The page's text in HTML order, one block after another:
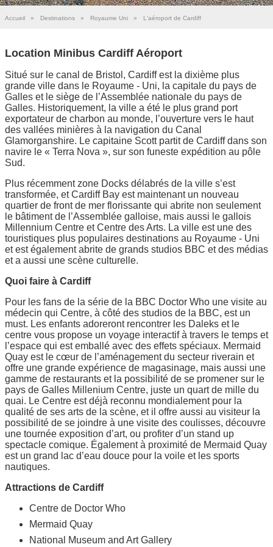
Accueil » Destinations » Royaume Uni » L'aéroport de Cardiff
Location Minibus Cardiff Aéroport
Situé sur le canal de Bristol, Cardiff est la dixième plus
grande ville dans le Royaume - Uni, la capitale du pays de
Galles et le siège de l’Assemblée nationale du pays de
Galles. Historiquement, la ville a été le plus grand port
exportateur de charbon au monde, l’ouverture vers le haut
des vallées minières à la navigation du Canal
Glamorganshire. Le capitaine Scott partit de Cardiff dans son
navire le « Terra Nova », sur son funeste expédition au pôle
Sud.
Plus récemment zone Docks délabrés de la ville s’est
transformée, et Cardiff Bay est maintenant un nouveau
quartier de front de mer florissante qui abrite non seulement
le bâtiment de l’Assemblée galloise, mais aussi le gallois
Millennium Centre et Centre des Arts. La ville est une des
touristiques plus populaires destinations au Royaume - Uni
et est également abrite de grands studios BBC et des médias
et a aussi une scène culturelle.
Quoi faire à Cardiff
Pour les fans de la série de la BBC Doctor Who une visite au
médecin qui Centre, à côté des studios de la BBC, est un
must. Les enfants adoreront rencontrer les Daleks et le
centre vous propose un voyage interactif à travers le temps et
l’espace qui est emballé avec des effets spéciaux. Mermaid
Quay est le cœur de l’aménagement du secteur riverain et
offre une grande expérience de magasinage, mais aussi une
gamme de restaurants et la possibilité de se promener sur le
pays de Galles Millenium Centre, juste un quart de mille du
quai. Le Centre est déjà reconnu mondialement pour la
qualité de ses arts de la scène, et il offre aussi au visiteur la
possibilité de se joindre à une visite des coulisses, découvre
une tournée exposition d’art, ou profiter d’un stand up
spectacle comique. Également à proximité de Mermaid Quay
est un grand lac d’eau douce pour la voile et les sports
nautiques.
Attractions de Cardiff
Centre de Doctor Who
Mermaid Quay
National Museum and Art Gallery